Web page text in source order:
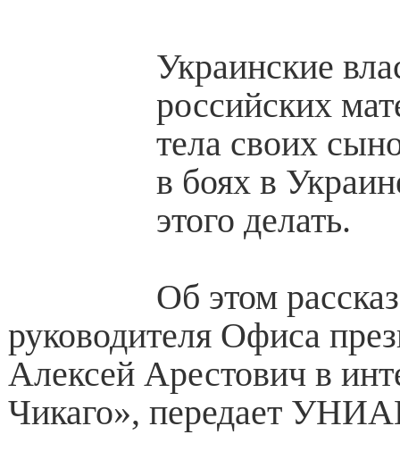
Украинские
российских
тела своих
в боях ­в
этого делать.
Об этом
руководителя Офиса
Алексей Арестович в
Чикаго», передает